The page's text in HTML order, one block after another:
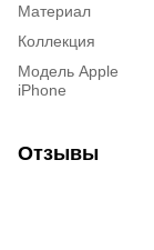
Материал
Коллекция
Модель Apple
iPhone
Отзывы